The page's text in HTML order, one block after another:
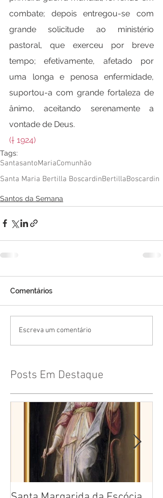
combate; depois entregou-se com
grande solicitude ao ministério
pastoral, que exerceu por breve
tempo; efetivamente, afetado por
uma longa e penosa enfermidade,
suportou-a com grande fortaleza de
ânimo, aceitando serenamente a
vontade de Deus.
(† 1924)
Tags:
SantasantoMariaComunhão
Santa Maria Bertilla BoscardinBertillaBoscardin
Santos da Semana
Comentários
Escreva um comentário
Posts Em Destaque